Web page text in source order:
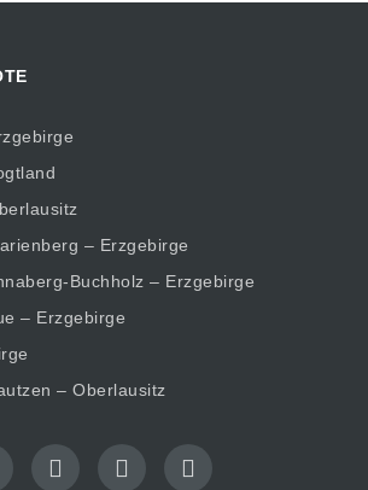
– Erzgebirge
Buchholz – Erzgebirge
– Erzgebirge
– Oberlausitz